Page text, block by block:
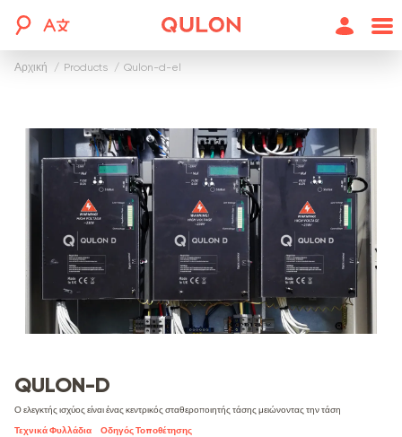
Αρχική products qulon-d-el
QULON-D
Ο ελεγκτής ισχύος είναι ένας κεντρικός σταθεροποιητής τάσης μειώνοντας την τάση
Τεχνικά Φυλλάδια Οδηγός Τοποθέτησης